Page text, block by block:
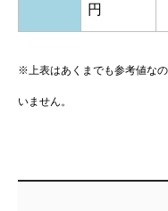
円
※上表はあくまでも参考値な
いません。